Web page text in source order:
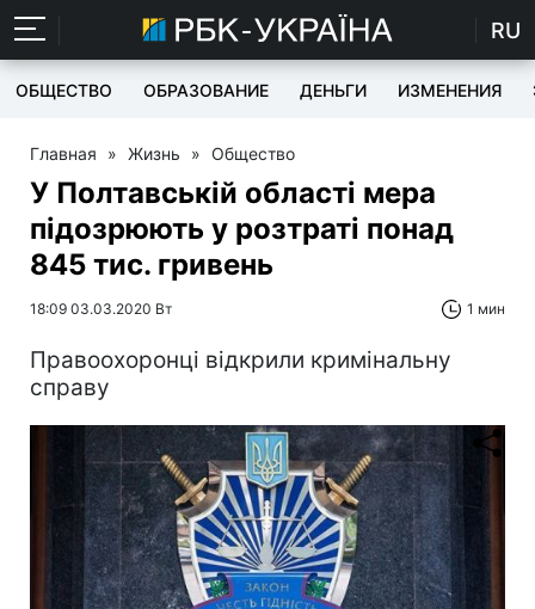
RU
ОБЩЕСТВО ОБРАЗОВАНИЕ ДЕНЬГИ ИЗМЕНЕНИЯ
Главная » Жизнь » Общество
У Полтавській області мера
підозрюють у розтраті понад
845 тис. гривень
18:09 03.03.2020 Вт 1 мин
Правоохоронці відкрили кримінальну
справу